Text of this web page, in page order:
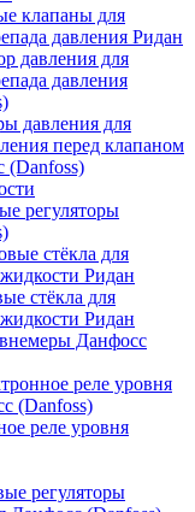
клапаны для
давления Ридан
давления для
давления
давления для
перед клапаном
(Danfoss)
регуляторы
стёкла для
Ридан
стёкла для
Ридан
Данфосс
реле уровня
(Danfoss)
реле уровня
регуляторы